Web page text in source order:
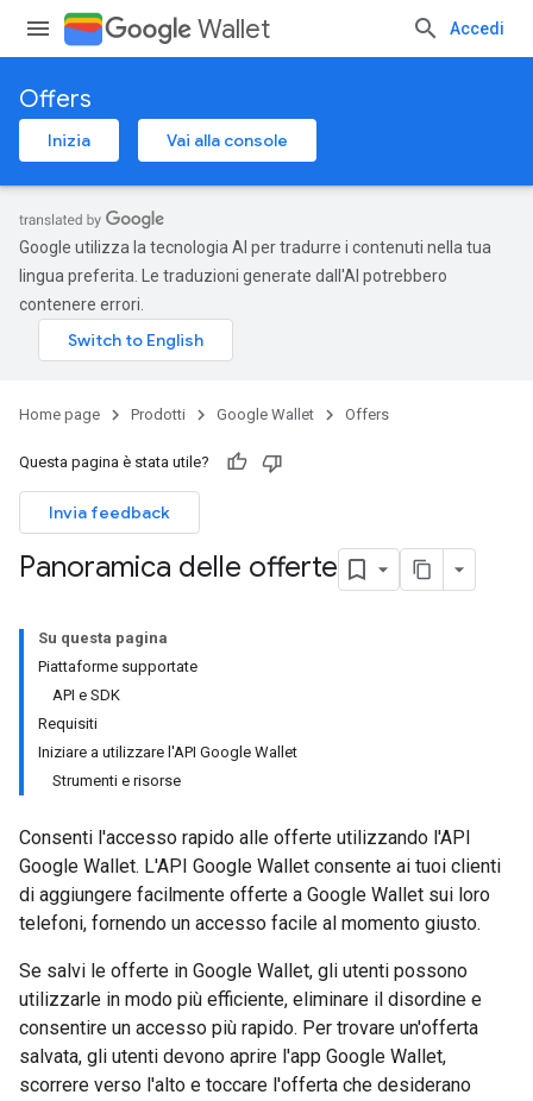
Wallet Accedi
Offers
Inizia Vai alla console
Google utilizza la tecnologia AI per tradurre i contenuti nella tua
lingua preferita. Le traduzioni generate dall'AI potrebbero
contenere errori.
Home page Prodotti Google Wallet Offers
Questa pagina è stata utile?
Invia feedback
Panoramica delle offerte
Su questa pagina
Piattaforme supportate
API e SDK
Requisiti
Iniziare a utilizzare l'API Google Wallet
Strumenti e risorse
Consenti l'accesso rapido alle offerte utilizzando l'API
Google Wallet. L'API Google Wallet consente ai tuoi clienti
di aggiungere facilmente offerte a Google Wallet sui loro
telefoni, fornendo un accesso facile al momento giusto.
Se salvi le offerte in Google Wallet, gli utenti possono
utilizzarle in modo più efficiente, eliminare il disordine e
consentire un accesso più rapido. Per trovare un'offerta
salvata, gli utenti devono aprire l'app Google Wallet,
scorrere verso l'alto e toccare l'offerta che desiderano